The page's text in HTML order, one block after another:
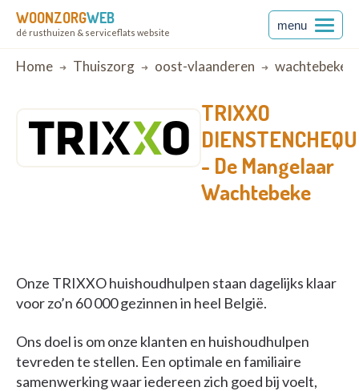
WOONZORGWEB
dé rusthuizen & serviceflats website
menu
Breadcrumb
Home Thuiszorg oost-vlaanderen wachtebeke
TRIXXO
- De Mangelaar
Wachtebeke
Onze TRIXXO huishoudhulpen staan dagelijks klaar
voor zo’n 60 000 gezinnen in heel België.
Ons doel is om onze klanten en huishoudhulpen
tevreden te stellen. Een optimale en familiaire
samenwerking waar iedereen zich goed bij voelt,